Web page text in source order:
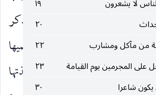
لا يشعرون
١٩
٢٠
من مآكل ومشارب
٢٢
على المجرمين يوم القيامة
٢٣
شاعرا
٣٠
الشوق إليها ـ أعقب ذلك بذكر
النفرة منها كسرعة زوالها وتقضّيها
بزهرتها ، والركون إلى لذتها